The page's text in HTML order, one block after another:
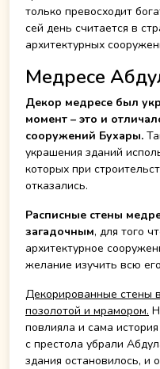
только превосходит
сей день считается в
архитектурных
Медресе
Декор медресе был
момент – это и
сооружений Бухары.
украшения зданий
которых при
отказались.
Расписные стены
загадочным, для того
архитектурное
желание изучить всю
Декорированные стены
позолотой и мрамором.
повлияла и сама
с престола убрали
здания остановилось, и